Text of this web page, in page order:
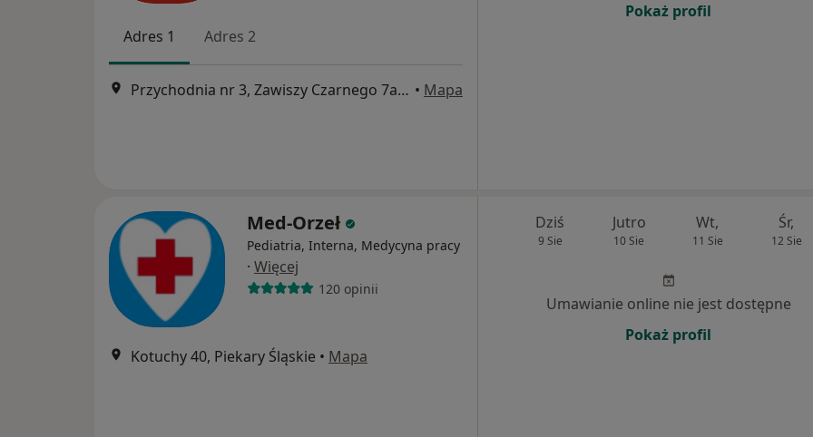
Adres 1 Adres 2
Przychodnia nr 3, Zawiszy Czarnego 7a, Katowice, Katowice • Mapa
Pokaż profil
Med-Orzeł
Pediatria, Interna, Medycyna pracy
· Więcej
120 opinii
Kotuchy 40, Piekary Śląskie • Mapa
Dziś
9 Sie
Jutro
10 Sie
Wt,
11 Sie
Śr,
12 Sie
Umawianie online nie jest dostępne
Pokaż profil